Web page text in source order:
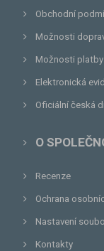
Obchodní
Možnosti
Možnosti platby
Elektronická
Oficiální česká
O
Recenze
Ochrana
Nastavení
Kontakty